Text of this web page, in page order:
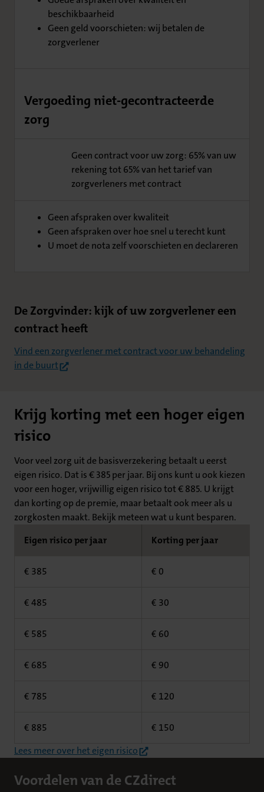
beschikbaarheid
Geen geld voorschieten: wij betalen de
zorgverlener
Vergoeding niet-gecontracteerde
zorg
Geen contract voor uw zorg: 65% van uw
rekening tot 65% van het tarief van
zorgverleners met contract
Geen afspraken over kwaliteit
Geen afspraken over hoe snel u terecht kunt
U moet de nota zelf voorschieten en declareren
De Zorgvinder: kijk of uw zorgverlener een
contract heeft
Vind een zorgverlener met contract voor uw behandeling
in de buurt(opent in nieuw tabblad)
Krijg korting met een hoger eigen
risico
Voor veel zorg uit de basisverzekering betaalt u eerst
eigen risico. Dat is € 385 per jaar. Bij ons kunt u ook kiezen
voor een hoger, vrijwillig eigen risico tot € 885. U krijgt
dan korting op de premie, maar betaalt ook meer als u
zorgkosten maakt. Bekijk meteen wat u kunt besparen.
Eigen risico per jaar
Korting per jaar
€ 385 € 0
€ 485 € 30
€ 585 € 60
€ 685 € 90
€ 785 € 120
€ 885
€ 150
Lees meer over het eigen risico(opent in nieuw tabblad)
Voordelen van de CZdirect